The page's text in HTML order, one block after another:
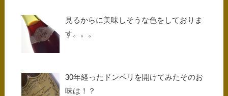
見るからに美味しそうな色をしておりま
す。。。
30年経ったドンペリを開けてみたそのお
味は！？